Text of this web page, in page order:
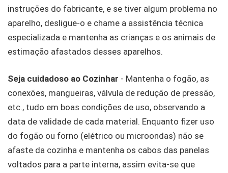
instruções do fabricante, e se tiver algum problema no
aparelho, desligue-o e chame a assistência técnica
especializada e mantenha as crianças e os animais de
estimação afastados desses aparelhos.
Seja cuidadoso ao Cozinhar - Mantenha o fogão, as
conexões, mangueiras, válvula de redução de pressão,
etc., tudo em boas condições de uso, observando a
data de validade de cada material. Enquanto fizer uso
do fogão ou forno (elétrico ou microondas) não se
afaste da cozinha e mantenha os cabos das panelas
voltados para a parte interna, assim evita-se que